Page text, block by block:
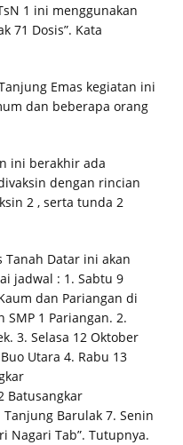
Perkuat Sinergitas
1 ini menggunakan
71 Dosis”. Kata
Emas kegiatan ini
dan beberapa orang
ini berakhir ada
dengan rincian
2 , serta tunda 2
Tanah Datar ini akan
jadwal : 1. Sabtu 9
dan Pariangan di
1 Pariangan. 2.
3. Selasa 12 Oktober
Utara 4. Rabu 13
Batusangkar
Barulak 7. Senin
Nagari Tab”. Tutupnya.